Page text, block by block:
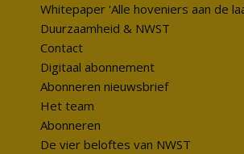
Whitepaper 'Alle hoveniers aan de
Duurzaamheid & NWST
Contact
Digitaal abonnement
Abonneren nieuwsbrief
Het team
Abonneren
De vier beloftes van NWST